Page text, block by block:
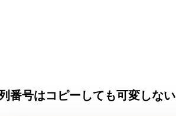
番号はコピーしても可変しない